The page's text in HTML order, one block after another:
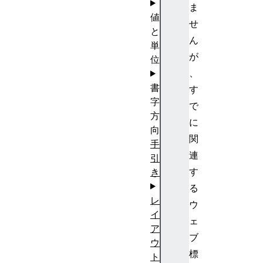
ま
せ
ん
が
す
で
に
関
連
す
る
ウ
ェ
ブ
標
値
と
単
位
書
字
方
向
手
引
き
レ
イ
ア
ウ
ト